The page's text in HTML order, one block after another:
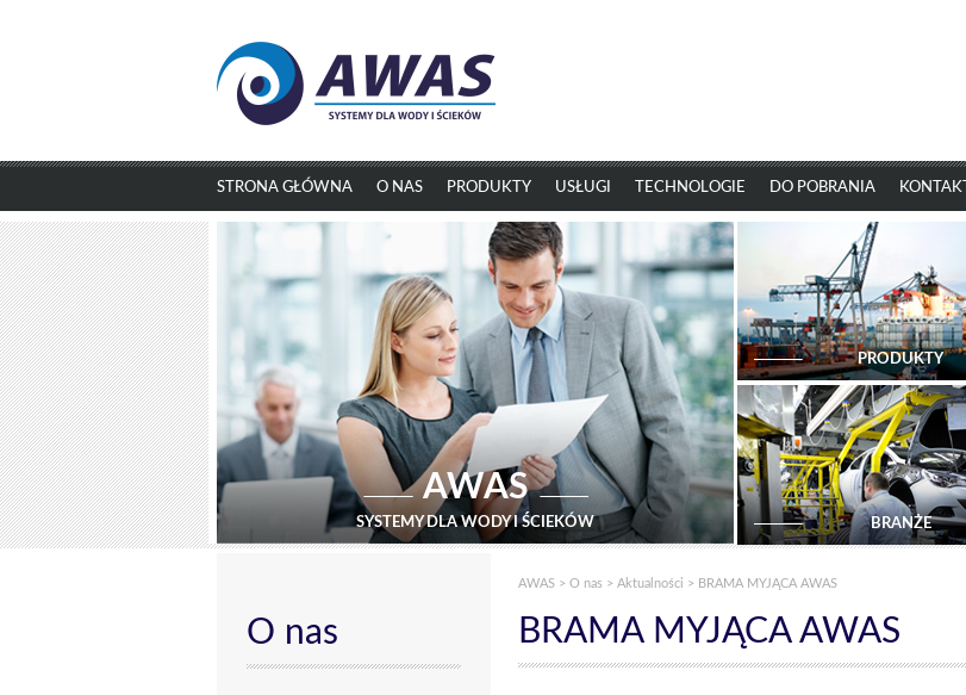
STRONA GŁÓWNA O NAS PRODUKTY USŁUGI TECHNOLOGIE DO POBRANIA KONTAKT
AWAS
SYSTEMY DLA WODY I ŚCIEKÓW
PRODUKTY
BRANŻE
O nas
AWAS > O nas > Aktualności > BRAMA MYJĄCA AWAS
BRAMA MYJĄCA AWAS